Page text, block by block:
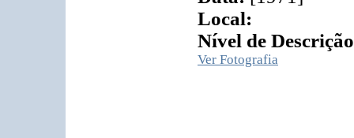
Local:
Nível de
Ver Fotografia